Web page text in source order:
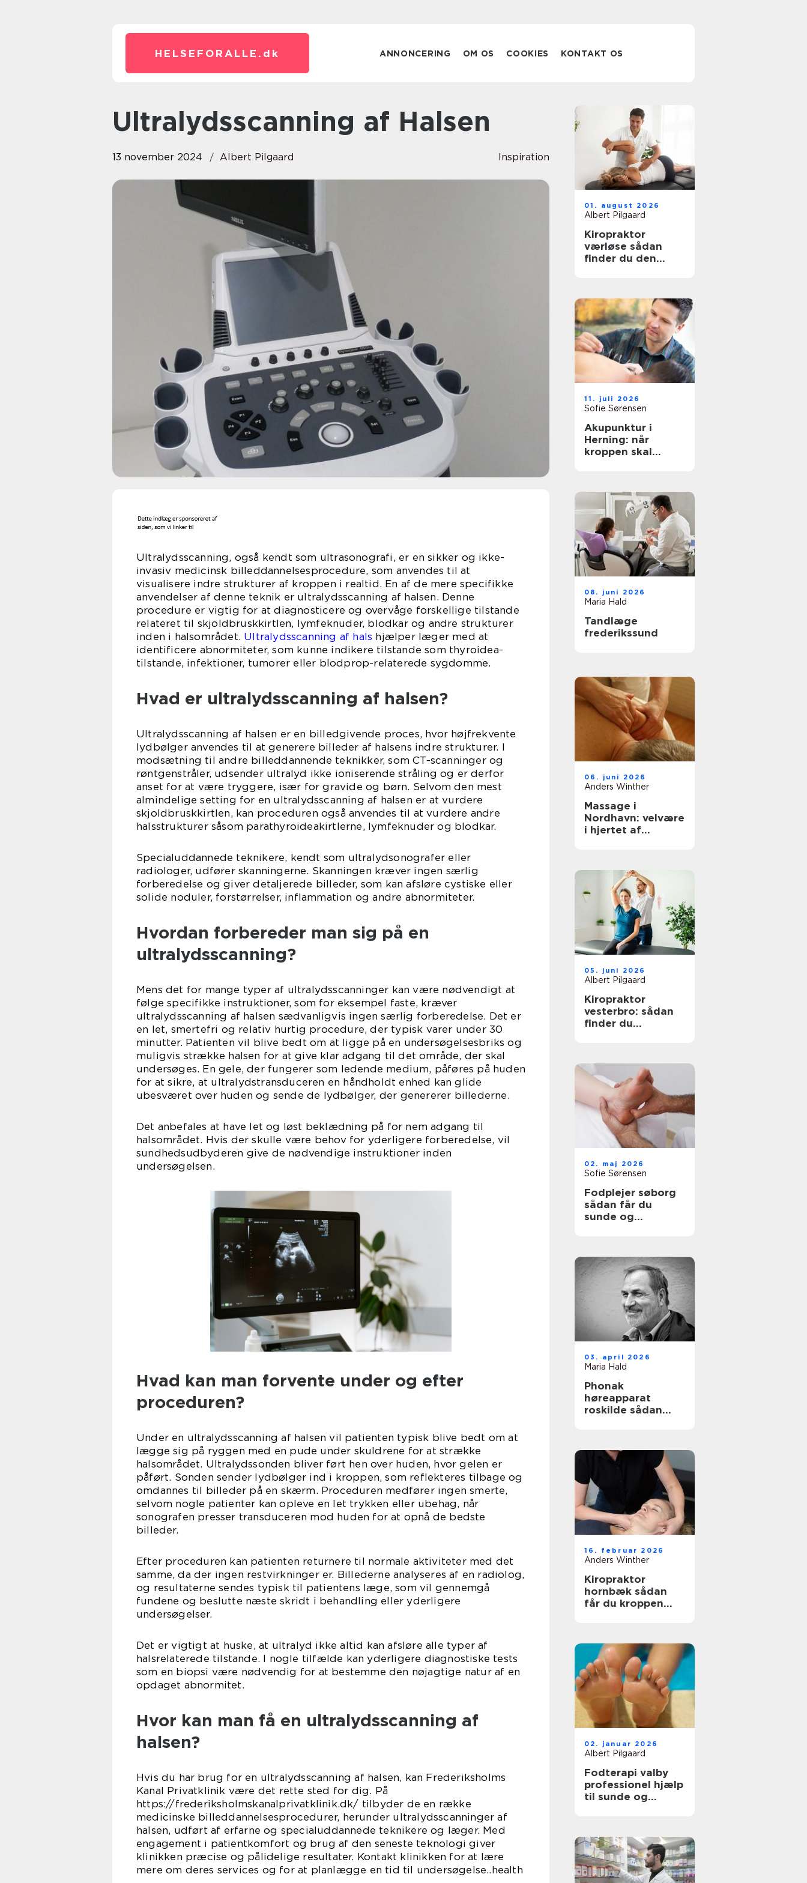
HELSEFORALLE. dk ANNONCERING OM OS COOKIES KONTAKT OS
Ultralydsscanning af Halsen
13 november 2024 Albert Pilgaard Inspiration
Ultralydsscanning, også kendt som ultrasonografi, er en sikker og ikke-
invasiv medicinsk billeddannelsesprocedure, som anvendes til at
visualisere indre strukturer af kroppen i realtid. En af de mere specifikke
anvendelser af denne teknik er ultralydsscanning af halsen. Denne
procedure er vigtig for at diagnosticere og overvåge forskellige tilstande
relateret til skjoldbruskkirtlen, lymfeknuder, blodkar og andre strukturer
inden i halsområdet. Ultralydsscanning af hals hjælper læger med at
identificere abnormiteter, som kunne indikere tilstande som thyroidea-
tilstande, infektioner, tumorer eller blodprop-relaterede sygdomme.
Hvad er ultralydsscanning af halsen?
Ultralydsscanning af halsen er en billedgivende proces, hvor højfrekvente
lydbølger anvendes til at generere billeder af halsens indre strukturer. I
modsætning til andre billeddannende teknikker, som CT-scanninger og
røntgenstråler, udsender ultralyd ikke ioniserende stråling og er derfor
anset for at være tryggere, især for gravide og børn. Selvom den mest
almindelige setting for en ultralydsscanning af halsen er at vurdere
skjoldbruskkirtlen, kan proceduren også anvendes til at vurdere andre
halsstrukturer såsom parathyroideakirtlerne, lymfeknuder og blodkar.
Specialuddannede teknikere, kendt som ultralydsonografer eller
radiologer, udfører skanningerne. Skanningen kræver ingen særlig
forberedelse og giver detaljerede billeder, som kan afsløre cystiske eller
solide noduler, forstørrelser, inflammation og andre abnormiteter.
Hvordan forbereder man sig på en
ultralydsscanning?
Mens det for mange typer af ultralydsscanninger kan være nødvendigt at
følge specifikke instruktioner, som for eksempel faste, kræver
ultralydsscanning af halsen sædvanligvis ingen særlig forberedelse. Det er
en let, smertefri og relativ hurtig procedure, der typisk varer under 30
minutter. Patienten vil blive bedt om at ligge på en undersøgelsesbriks og
muligvis strække halsen for at give klar adgang til det område, der skal
undersøges. En gele, der fungerer som ledende medium, påføres på huden
for at sikre, at ultralydstransduceren en håndholdt enhed kan glide
ubesværet over huden og sende de lydbølger, der genererer billederne.
Det anbefales at have let og løst beklædning på for nem adgang til
halsområdet. Hvis der skulle være behov for yderligere forberedelse, vil
sundhedsudbyderen give de nødvendige instruktioner inden
undersøgelsen.
Hvad kan man forvente under og efter
proceduren?
Under en ultralydsscanning af halsen vil patienten typisk blive bedt om at
lægge sig på ryggen med en pude under skuldrene for at strække
halsområdet. Ultralydssonden bliver ført hen over huden, hvor gelen er
påført. Sonden sender lydbølger ind i kroppen, som reflekteres tilbage og
omdannes til billeder på en skærm. Proceduren medfører ingen smerte,
selvom nogle patienter kan opleve en let trykken eller ubehag, når
sonografen presser transduceren mod huden for at opnå de bedste
billeder.
Efter proceduren kan patienten returnere til normale aktiviteter med det
samme, da der ingen restvirkninger er. Billederne analyseres af en radiolog,
og resultaterne sendes typisk til patientens læge, som vil gennemgå
fundene og beslutte næste skridt i behandling eller yderligere
undersøgelser.
Det er vigtigt at huske, at ultralyd ikke altid kan afsløre alle typer af
halsrelaterede tilstande. I nogle tilfælde kan yderligere diagnostiske tests
som en biopsi være nødvendig for at bestemme den nøjagtige natur af en
opdaget abnormitet.
Hvor kan man få en ultralydsscanning af
halsen?
Hvis du har brug for en ultralydsscanning af halsen, kan Frederiksholms
Kanal Privatklinik være det rette sted for dig. På
https://frederiksholmskanalprivatklinik.dk/ tilbyder de en række
medicinske billeddannelsesprocedurer, herunder ultralydsscanninger af
halsen, udført af erfarne og specialuddannede teknikere og læger. Med
engagement i patientkomfort og brug af den seneste teknologi giver
klinikken præcise og pålidelige resultater. Kontakt klinikken for at lære
mere om deres services og for at planlægge en tid til undersøgelse..health
01. august 2026
Albert Pilgaard
Kiropraktor
værløse sådan
finder du den
11. juli 2026
Sofie Sørensen
Akupunktur i
Herning: når
kroppen skal
08. juni 2026
Maria Hald
Tandlæge
frederikssund
06. juni 2026
Anders Winther
Massage i
Nordhavn: velvære
i hjertet af
05. juni 2026
Albert Pilgaard
Kiropraktor
vesterbro: sådan
finder du
02. maj 2026
Sofie Sørensen
Fodplejer søborg
sådan får du
sunde og
03. april 2026
Maria Hald
Phonak
høreapparat
roskilde sådan
16. februar 2026
Anders Winther
Kiropraktor
hornbæk sådan
får du kroppen
02. januar 2026
Albert Pilgaard
Fodterapi valby
professionel hjælp
til sunde og